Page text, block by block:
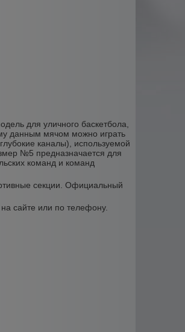
для уличного баскетбола,
данным мячом можно играть
каналы), используемой
№5 предназначается для
команд и команд
секции. Официальный
сайте или по телефону.